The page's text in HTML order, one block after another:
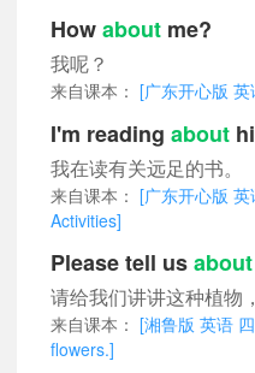
Howabout me?
我呢？
来自课本： [广东开心版
I'm reading about
我在读有关远足的书。
来自课本： [广东开心版
Activities]
Please tell usabout
请给我们讲讲这种植物
来自课本： [湘鲁版 英语
flowers.]